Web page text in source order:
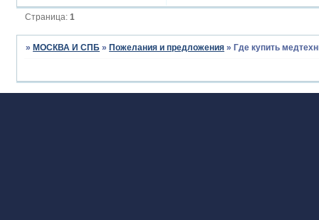
Страница:1
»МОСКВА И СПБ »Пожелания и предложения »Где купить